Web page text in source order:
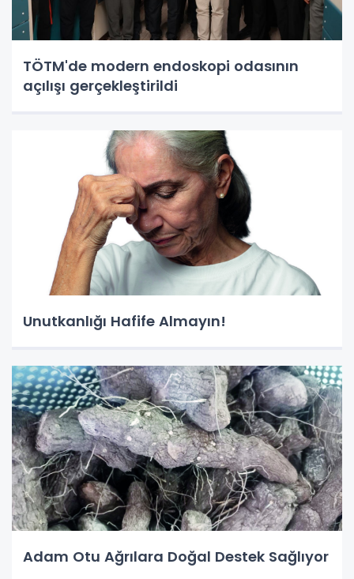
TÖTM'de modern endoskopi odasının
açılışı gerçekleştirildi
Unutkanlığı Hafife Almayın!
Adam Otu Ağrılara Doğal Destek Sağlıyor